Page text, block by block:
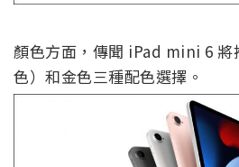
顏色方面，傳聞 iPad mini 6 將
色）和金色三種配色選擇。